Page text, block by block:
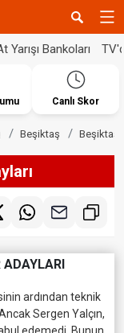
Yarışı Bankoları
Canlı Skor
Beşiktaş
ADAYLARI
ardından teknik
Sergen Yalçın,